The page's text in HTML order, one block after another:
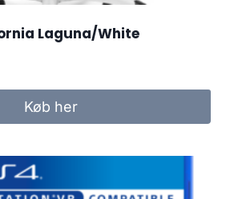
Laguna/White
Køb her